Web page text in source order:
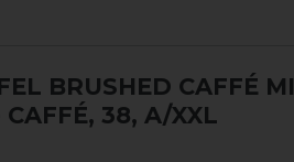
BRUSHED CAFFÉ
CAFFÉ, 38, A/XXL